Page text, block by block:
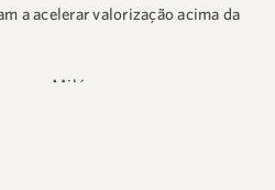
a acelerar valorização acima da
o Milán